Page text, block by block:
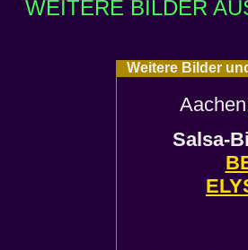
WEITERE BILDER
Weitere Bilder
Salsa-